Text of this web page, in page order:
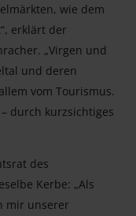
wie dem
erklärt der
„Virgen und
und deren
vom Tourismus.
durch kurzsichtiges
des
Kerbe: „Als
mir unserer